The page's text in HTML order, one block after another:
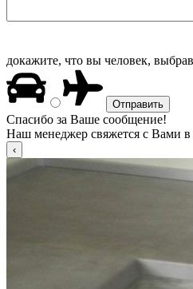
докажите, что вы человек, выбрав
Спасибо за Ваше сообщение!
Наш менеджер свяжется с Вами